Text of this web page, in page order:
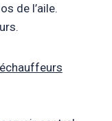
de l’aile.